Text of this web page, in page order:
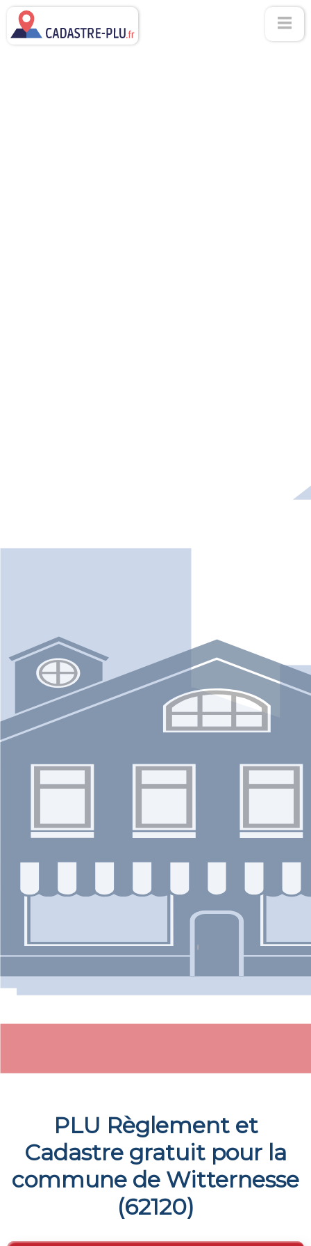
PLU Règlement et
Cadastre gratuit pour la
commune de Witternesse
(62120)